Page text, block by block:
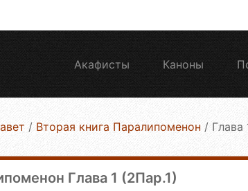
Акафисты Каноны
/ Вторая книга Паралипоменон / Глава
Глава 1 (2Пар.1)